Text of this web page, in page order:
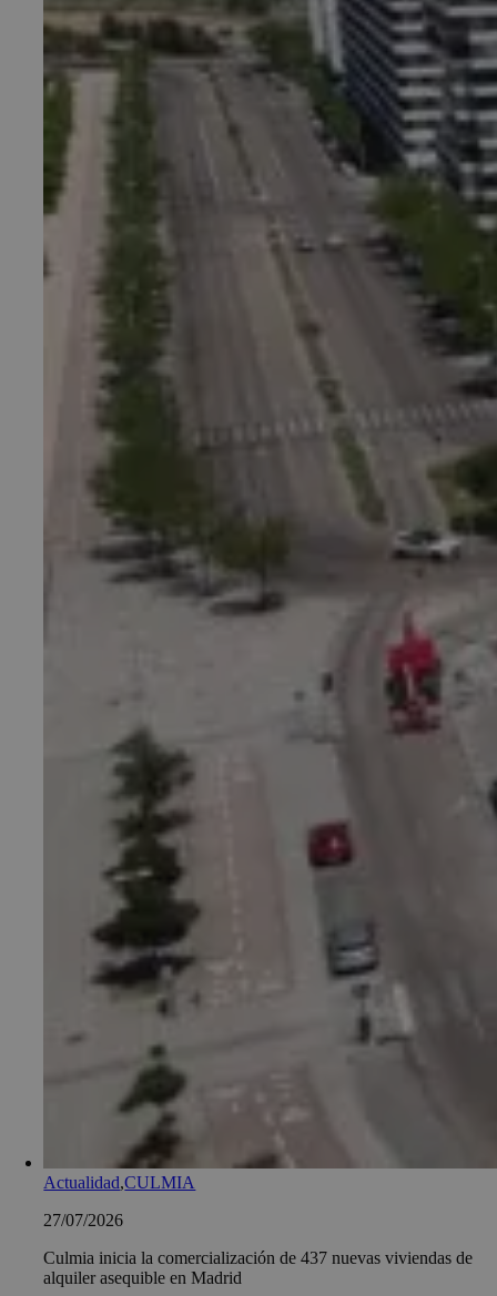
Actualidad,CULMIA
27/07/2026
Culmia inicia la comercialización de 437 nuevas viviendas de
alquiler asequible en Madrid